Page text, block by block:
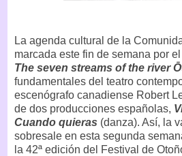
La agenda cultural de la
marcada este fin de semana por
The seven streams of the river
fundamentales del teatro
escenógrafo canadiense Robert
de dos producciones españolas,
Cuando quieras (danza). Así, la
sobresale en esta segunda
la 42ª edición del Festival de